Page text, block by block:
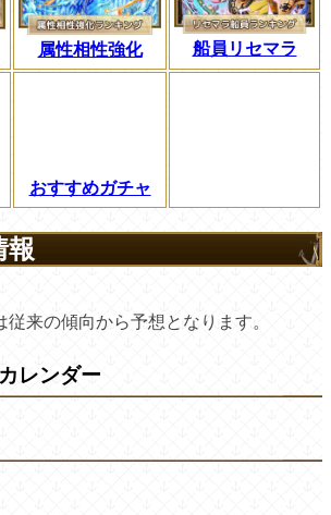
属性相性強化 船員リセマラ
おすすめガチャ
報
来の傾向から予想となります。
レンダー